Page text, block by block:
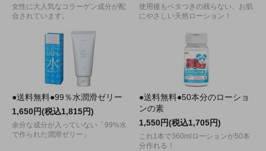
女性に大人気なコラーゲン成分が配
合されています。
使用後もベタつきの残らない、お肌
にやさしい天然ローション！
●送料無料●99％水潤滑ゼリー
1,650円(税込1,815円)
余分な成分が入っていない「99%水
で作られた潤滑ゼリー」
●送料無料●50本分のローショ
ンの素
1,550円(税込1,705円)
これ1本で360mlローションが50本
分作れる！